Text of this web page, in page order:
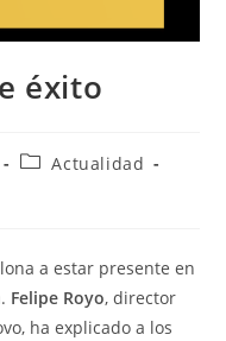
éxito
Categoría
Actualidad
a estar presente en
Felipe Royo, director
ha explicado a los